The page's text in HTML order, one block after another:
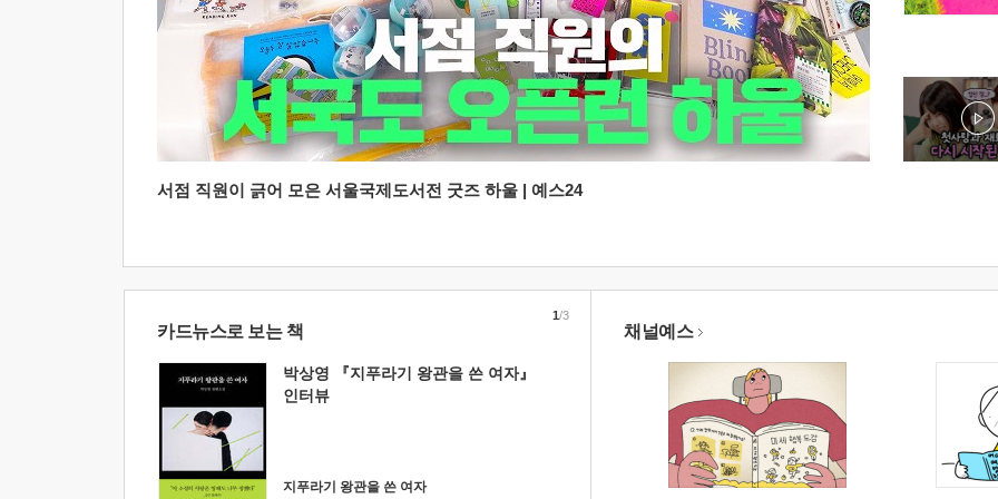
서점 직원이 긁어 모은 서울국제도서전 굿즈 하울 | 예스24
카드뉴스로 보는 책
박상영 『지푸라기 왕관을 쓴 여자』
인터뷰
지푸라기 왕관을 쓴 여자
1/3
채널예스